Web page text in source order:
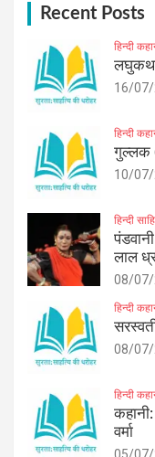
Recent Posts
हिन्दी
लघुकथा
16/
हिन्दी
गुल्लक
10/
हिन्दी
लाल
08/07/
हिन्दी
08/07/
हिन्दी
वर्मा